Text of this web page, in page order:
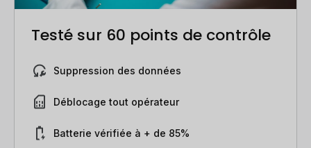
Testé sur 60 points de contrôle
Suppression des données
Déblocage tout opérateur
Batterie vérifiée à + de 85%